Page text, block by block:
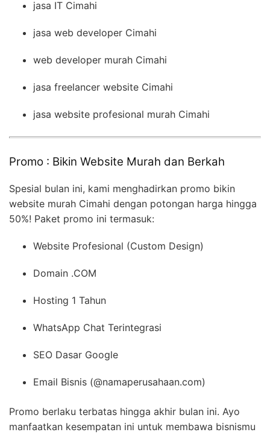
jasa IT Cimahi
jasa web developer Cimahi
web developer murah Cimahi
jasa freelancer website Cimahi
jasa website profesional murah Cimahi
Promo : Bikin Website Murah dan Berkah
Spesial bulan ini, kami menghadirkan promo bikin
website murah Cimahi dengan potongan harga hingga
50%! Paket promo ini termasuk:
Website Profesional (Custom Design)
Domain .COM
Hosting 1 Tahun
WhatsApp Chat Terintegrasi
SEO Dasar Google
Email Bisnis (@namaperusahaan.com)
Promo berlaku terbatas hingga akhir bulan ini. Ayo
manfaatkan kesempatan ini untuk membawa bisnismu